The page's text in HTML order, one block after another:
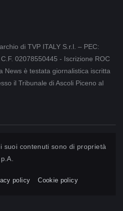
di TVP ITALY S.r.l. – PEC:
02078550445 - Iscrizione ROC
News è testata giornalistica iscritta
il Tribunale di Ascoli Piceno al
suoi contenuti sono di proprietà
policy Cookie policy